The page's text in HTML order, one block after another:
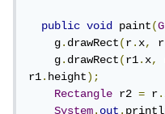
public void paint(
    g
.drawRect(r.x,
    g
.drawRect(r1.x,
r1.height);
Rectangle r2 = r
System.out.